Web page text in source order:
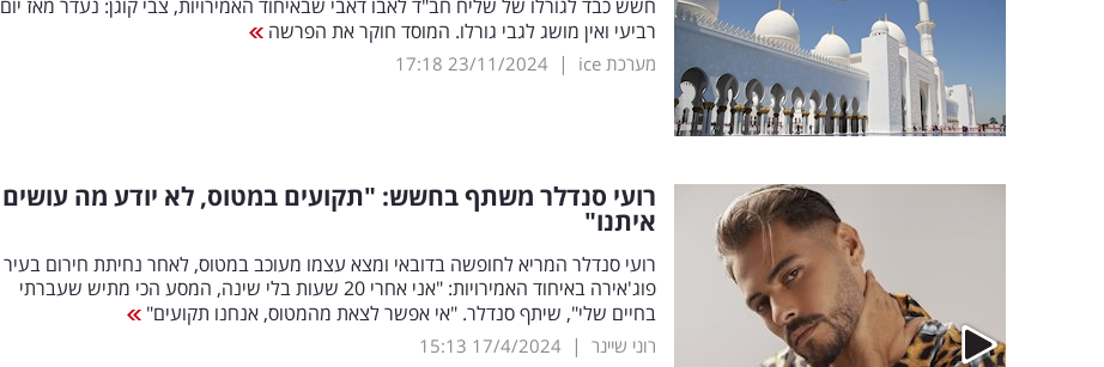
חשש כבד לגורלו של שליח חב"ד לאבו דאבי שבאיחוד האמירויות, צבי קוגן: נעדר מאז יום
רביעי ואין מושג לגבי גורלו. המוסד חוקר את הפרשה
מערכת ice |
23/11/2024
17:18
רועי סנדלר משתף בחשש: "תקועים במטוס, לא יודע מה עושים
איתנו"
רועי סנדלר המריא לחופשה בדובאי ומצא עצמו מעוכב במטוס, לאחר נחיתת חירום בעיר
פוג'אירה באיחוד האמירויות: "אני אחרי 20 שעות בלי שינה, המסע הכי מתיש שעברתי
בחיים שלי", שיתף סנדלר. "אי אפשר לצאת מהמטוס, אנחנו תקועים"
רוני שיינר |
17/4/2024
15:13